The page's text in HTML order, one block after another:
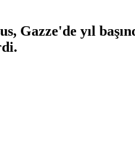
Gazze'de yıl